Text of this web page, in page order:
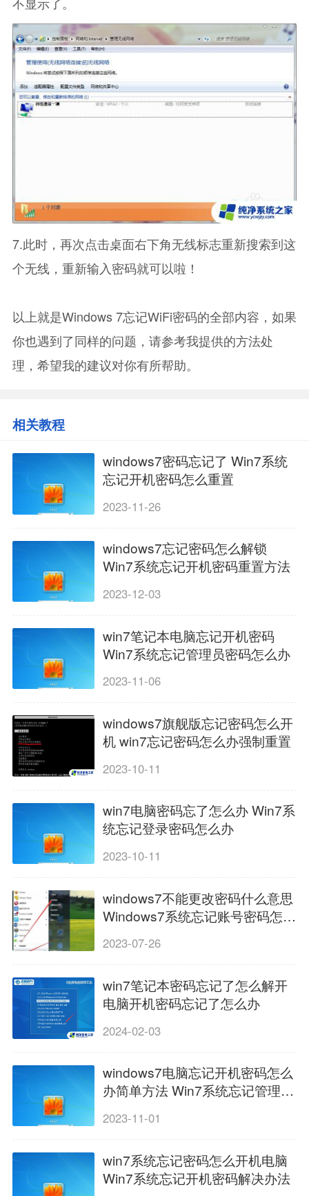
7.此时，再次点击桌面右下角无线标志重新搜索到这
个无线，重新输入密码就可以啦！
以上就是Windows 7忘记WiFi密码的全部内容，如果
你也遇到了同样的问题，请参考我提供的方法处
理，希望我的建议对你有所帮助。
相关教程
windows7密码忘记了 Win7系统
忘记开机密码怎么重置
2023-11-26
windows7忘记密码怎么解锁
Win7系统忘记开机密码重置方法
2023-12-03
win7笔记本电脑忘记开机密码
Win7系统忘记管理员密码怎么办
2023-11-06
windows7旗舰版忘记密码怎么开
机 win7忘记密码怎么办强制重置
2023-10-11
win7电脑密码忘了怎么办 Win7系
统忘记登录密码怎么办
2023-10-11
windows7不能更改密码什么意思
Windows7系统忘记账号密码怎么
2023-07-26
win7笔记本密码忘记了怎么解开
电脑开机密码忘记了怎么办
2024-02-03
windows7电脑忘记开机密码怎么
办简单方法 Win7系统忘记管理员
2023-11-01
win7系统忘记密码怎么开机电脑
Win7系统忘记开机密码解决办法